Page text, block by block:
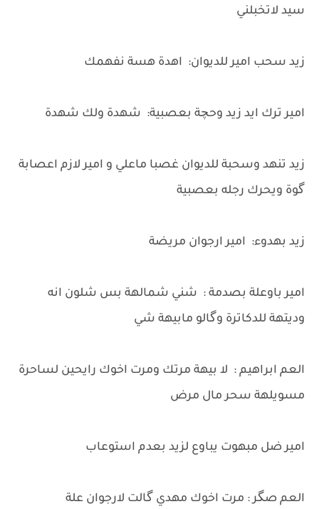
سيد لاتخبلني
زيد سحب امير للديوان: اهدة هسة نفهمك
امير ترك ايد زيد وحچة بعصبية: شهدة ولك شهدة
زيد تنهد وسحبة للديوان غصبا ماعلي و امير لازم اعصابة
گوة ويحرك رجله بعصبية
زيد بهدوء: امير ارجوان مريضة
امير باوعلة بصدمة : شني شمالهة بس شلون انه
وديتهة للدكاترة وگالو مابيهة شي
العم ابراهيم : لا بيهة مرتك ومرت اخوك رايحين لساحرة
مسويلهة سحر مال مرض
امير ضل مبهوت يباوع لزيد بعدم استوعاب
العم صگر : مرت اخوك مهدي گالت لارجوان علة